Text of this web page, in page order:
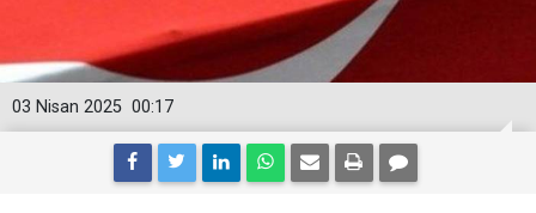
00:17
03 Nisan 2025